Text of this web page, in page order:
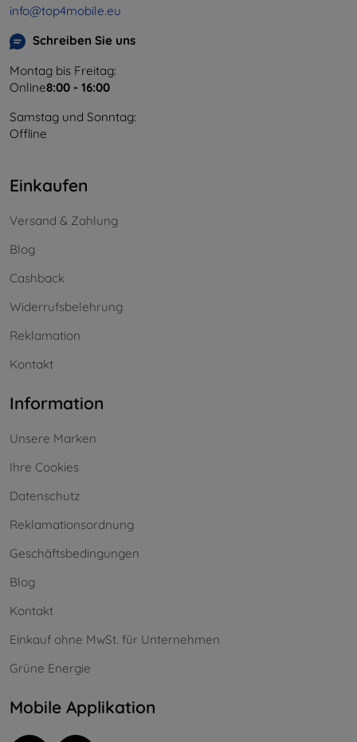
info@top4mobile.eu
Schreiben Sie uns
Montag bis Freitag:
Online8:00 - 16:00
Samstag und Sonntag:
Offline
Einkaufen
Versand & Zahlung
Blog
Cashback
Widerrufsbelehrung
Reklamation
Kontakt
Information
Unsere Marken
Ihre Cookies
Datenschutz
Reklamationsordnung
Geschäftsbedingungen
Blog
Kontakt
Einkauf ohne MwSt. für Unternehmen
Grüne Energie
Mobile Applikation